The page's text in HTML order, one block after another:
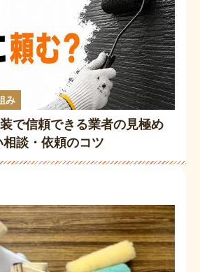
み
で信頼できる業者の見極め
談・依頼のコツ